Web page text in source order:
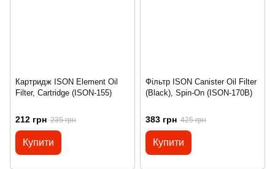
Картридж ISON Element Oil
Filter, Cartridge (ISON-155)
212 грн 235 грн
Купити
Фільтр ISON Canister Oil Filter
(Black), Spin-On (ISON-170B)
383 грн 425 грн
Купити